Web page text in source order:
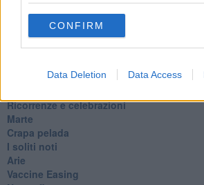
CONFIRM
Data Deletion Data Access
Luana
​Ci vuole Fedez
​Cronaca di un vaccino annunciato
​Liberazione
Vaxzevria
​Ricorrenze e celebrazioni
Marte
​Crapa pelada
​I soliti noti
Arie
​Vaccine Easing